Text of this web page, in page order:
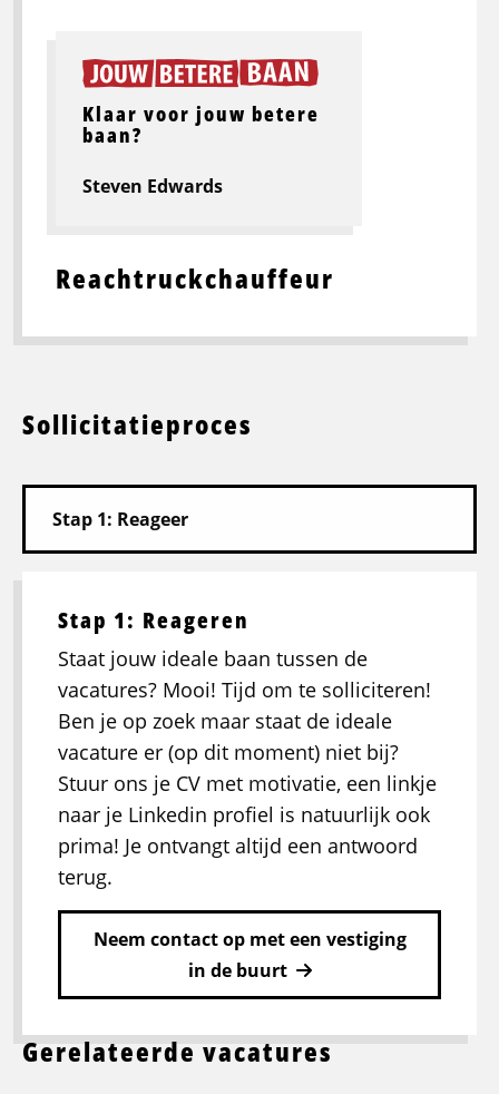
Reachtruckchauffeur
Klaar voor jouw betere
baan?
Steven Edwards
Sollicitatieproces
Stap 1: Reageren
Staat jouw ideale baan tussen de
vacatures? Mooi! Tijd om te solliciteren!
Ben je op zoek maar staat de ideale
vacature er (op dit moment) niet bij?
Stuur ons je CV met motivatie, een linkje
naar je Linkedin profiel is natuurlijk ook
prima! Je ontvangt altijd een antwoord
terug.
Neem contact op met een vestiging
in de buurt
Gerelateerde vacatures